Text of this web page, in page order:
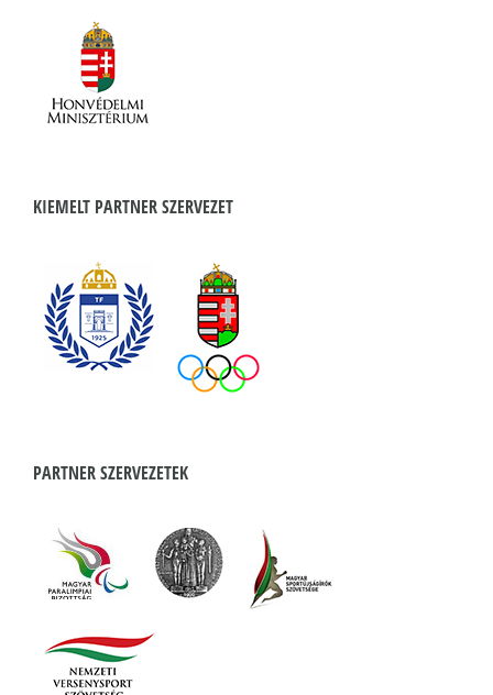
KIEMELT PARTNER SZERVEZET
PARTNER SZERVEZETEK